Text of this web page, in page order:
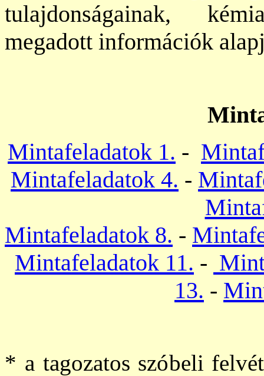
tulajdonságainak,
megadott információk
Mintafeladatok 1. -
Mintafeladatok 4. -
Mintafeladatok 8. -
Mintafeladatok 11. -
13. -
* a tagozatos szóbeli